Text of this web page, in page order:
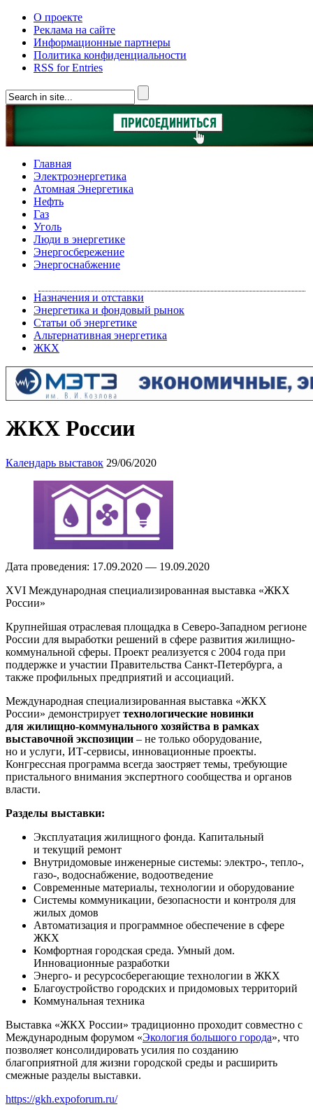
О проекте
Реклама на сайте
Информационные партнеры
Политика конфиденциальности
RSS for Entries
Главная
Электроэнергетика
Атомная Энергетика
Нефть
Газ
Уголь
Люди в энергетике
Энергосбережение
Энергоснабжение
Назначения и отставки
Энергетика и фондовый рынок
Статьи об энергетике
Альтернативная энергетика
ЖКХ
ЖКХ России
Календарь выставок 29/06/2020
Дата проведения: 17.09.2020 — 19.09.2020
XVI Международная специализированная выставка «ЖКХ
России»
Крупнейшая отраслевая площадка в Северо-Западном регионе
России для выработки решений в сфере развития жилищно-
коммунальной сферы. Проект реализуется с 2004 года при
поддержке и участии Правительства Санкт-Петербурга, а
также профильных предприятий и ассоциаций.
Международная специализированная выставка «ЖКХ
России» демонстрирует технологические новинки
для жилищно-коммунального хозяйства в рамках
выставочной экспозиции – не только оборудование,
но и услуги, ИТ-сервисы, инновационные проекты.
Конгрессная программа всегда заостряет темы, требующие
пристального внимания экспертного сообщества и органов
власти.
Разделы выставки:
Эксплуатация жилищного фонда. Капитальный
и текущий ремонт
Внутридомовые инженерные системы: электро-, тепло-,
газо-, водоснабжение, водоотведение
Современные материалы, технологии и оборудование
Системы коммуникации, безопасности и контроля для
жилых домов
Автоматизация и программное обеспечение в сфере
ЖКХ
Комфортная городская среда. Умный дом.
Инновационные разработки
Энерго- и ресурсосберегающие технологии в ЖКХ
Благоустройство городских и придомовых территорий
Коммунальная техника
Выставка «ЖКХ России» традиционно проходит совместно с
Международным форумом «Экология большого города», что
позволяет консолидировать усилия по созданию
благоприятной для жизни городской среды и расширить
смежные разделы выставки.
https://gkh.expoforum.ru/